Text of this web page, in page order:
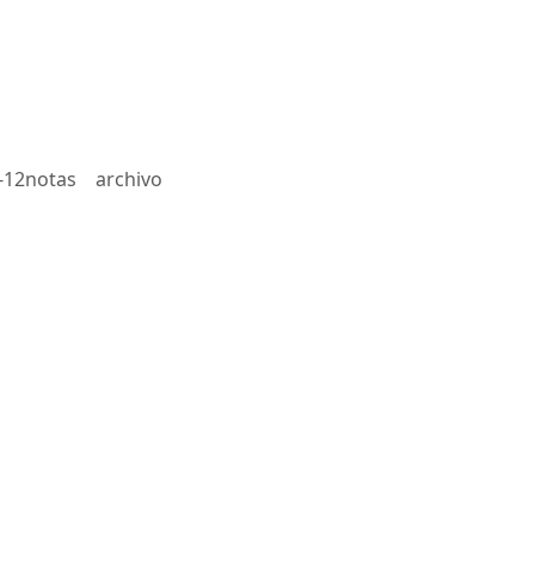
12notas archivo